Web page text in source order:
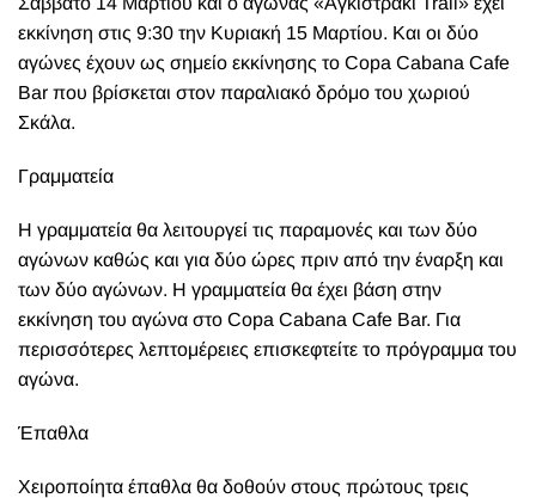
εκκίνηση στις 9:30 την Κυριακή 15 Μαρτίου. Και οι δύο
αγώνες έχουν ως σημείο εκκίνησης το Copa Cabana Cafe
Bar που βρίσκεται στον παραλιακό δρόμο του χωριού
Σκάλα.
Γραμματεία
Η γραμματεία θα λειτουργεί τις παραμονές και των δύο
αγώνων καθώς και για δύο ώρες πριν από την έναρξη και
των δύο αγώνων. Η γραμματεία θα έχει βάση στην
εκκίνηση του αγώνα στο Copa Cabana Cafe Bar. Για
περισσότερες λεπτομέρειες επισκεφτείτε το πρόγραμμα του
αγώνα.
Έπαθλα
Χειροποίητα έπαθλα θα δοθούν στους πρώτους τρεις